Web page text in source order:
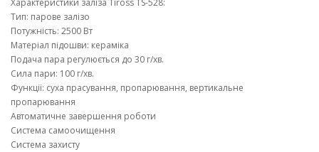
Характеристики заліза Tiross TS-528:
Тип: парове залізо
Потужність: 2500 Вт
Матеріал підошви: кераміка
Подача пара регулюється до 30 г/хв.
Сила пари: 100 г/хв.
Функції: суха прасування, пропарювання, вертикальне
пропарювання
Автоматичне завершення роботи
Система самоочищення
Система захисту